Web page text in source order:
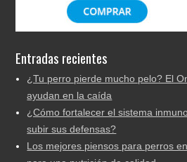
Entradas recientes
¿Tu perro pierde mucho pelo? El
ayudan en la caída
¿Cómo fortalecer el sistema
subir sus defensas?
Los mejores piensos para perros